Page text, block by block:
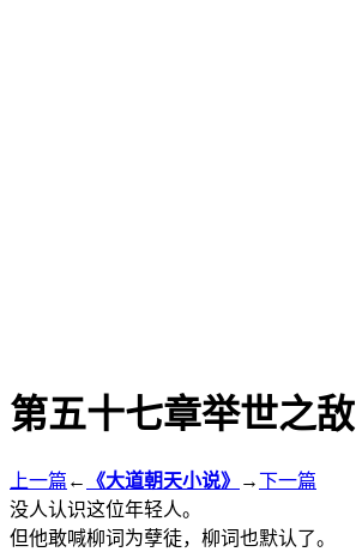
第五十七章举世之敌
上一篇 ← 《大道朝天小说》 →下一篇
没人认识这位年轻人。
但他敢喊柳词为孽徒，柳词也默认了。